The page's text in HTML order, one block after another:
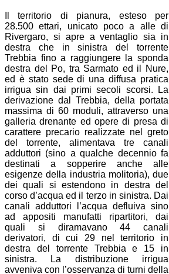
Il territorio di pianura, esteso per
28.500 ettari, unicato poco a alle di
Rivergaro, si apre a ventaglio sia in
destra che in sinistra del torrente
Trebbia fino a raggiungere la sponda
destra del Po, tra Sarmato ed il Nure,
ed è stato sede di una diffusa pratica
irrigua sin dai primi secoli scorsi. La
derivazione dal Trebbia, della portata
massima di 60 moduli, attraverso una
galleria drenante ed opere di presa di
carattere precario realizzate nel greto
del torrente, alimentava tre canali
adduttori (sino a qualche decennio fa
destinati a sopperire anche alle
esigenze della industria molitoria), due
dei quali si estendono in destra del
corso d’acqua ed il terzo in sinistra. Dai
canali adduttori l’acqua defluiva sino
ad appositi manufatti ripartitori, dai
quali si diramavano 44 canali
derivatori, di cui 29 nel territorio in
destra del torrente Trebbia e 15 in
sinistra. La distribuzione irrigua
avveniva con l’osservanza di turni della